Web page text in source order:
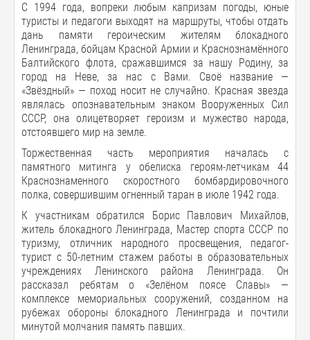
С 1994 года, вопреки любым капризам погоды, юные
туристы и педагоги выходят на маршруты, чтобы отдать
дань памяти героическим жителям блокадного
Ленинграда, бойцам Красной Армии и Краснознамённого
Балтийского флота, сражавшимся за нашу Родину, за
город на Неве, за нас с Вами. Своё название —
«Звёздный» — поход носит не случайно. Красная звезда
являлась опознавательным знаком Вооруженных Сил
СССР, она олицетворяет героизм и мужество народа,
отстоявшего мир на земле.
Торжественная часть мероприятия началась с
памятного митинга у обелиска героям-летчикам 44
Краснознаменного скоростного бомбардировочного
полка, совершившим огненный таран в июле 1942 года.
К участникам обратился Борис Павлович Михайлов,
житель блокадного Ленинграда, Мастер спорта СССР по
туризму, отличник народного просвещения, педагог-
турист с 50-летним стажем работы в образовательных
учреждениях Ленинского района Ленинграда. Он
рассказал ребятам о «Зелёном поясе Славы» —
комплексе мемориальных сооружений, созданном на
рубежах обороны блокадного Ленинграда и почтили
минутой молчания память павших.